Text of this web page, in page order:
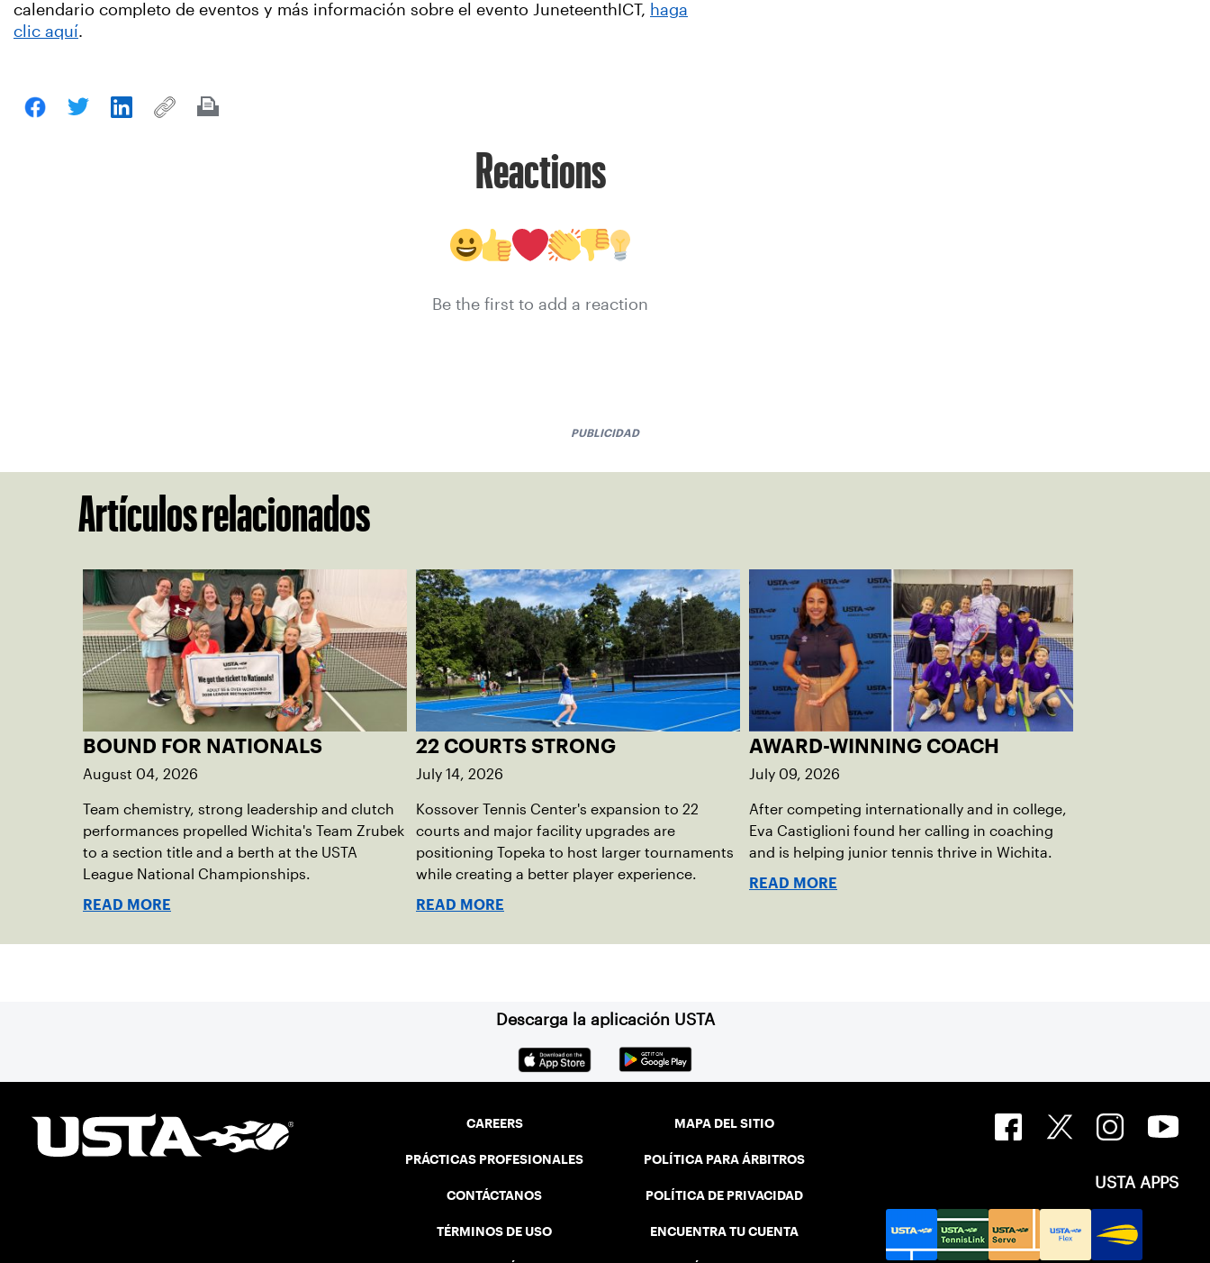
calendario completo de eventos y más información sobre el evento JuneteenthICT, haga
clic aquí.
Reactions
Be the first to add a reaction
PUBLICIDAD
Artículos relacionados
BOUND FOR NATIONALS
August 04, 2026
Team chemistry, strong leadership and clutch
performances propelled Wichita's Team Zrubek
to a section title and a berth at the USTA
League National Championships.
READ MORE
22 COURTS STRONG
July 14, 2026
Kossover Tennis Center's expansion to 22
courts and major facility upgrades are
positioning Topeka to host larger tournaments
while creating a better player experience.
READ MORE
AWARD-WINNING COACH
July 09, 2026
After competing internationally and in college,
Eva Castiglioni found her calling in coaching
and is helping junior tennis thrive in Wichita.
READ MORE
Descarga la aplicación USTA
CAREERS
PRÁCTICAS PROFESIONALES
CONTÁCTANOS
TÉRMINOS DE USO
MAPA DEL SITIO
POLÍTICA PARA ÁRBITROS
POLÍTICA DE PRIVACIDAD
ENCUENTRA TU CUENTA
USTA APPS